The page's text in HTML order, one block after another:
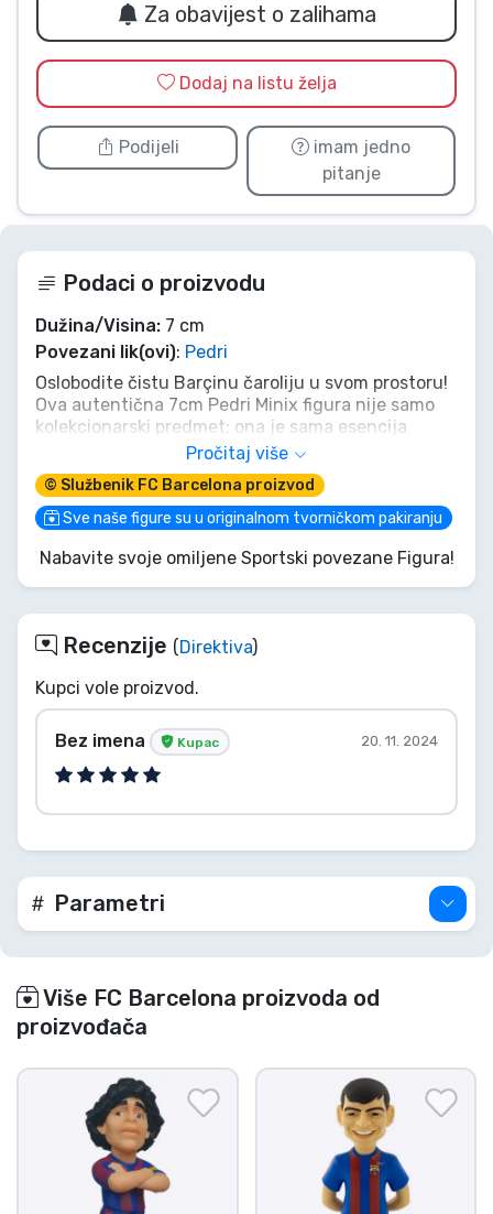
Za obavijest o zalihama
Dodaj na listu želja
Podijeli
imam jedno
pitanje
Podaci o proizvodu
Dužina/Visina: 7 cm
Povezani lik(ovi): Pedri
Oslobodite čistu Barçinu čaroliju u svom prostoru!
Ova autentična 7cm Pedri Minix figura nije samo
kolekcionarski predmet; ona je sama esencija
Zlatnog dečka s Camp Noua, spremna diktirati igru
s vaše police. Osjetite elektrizirajući duh maestra
sredine terena, motora Blaugrane. Nezaobilazno
blago za svakog pravog culéa, donoseći Pedrijevu
neusporedivu viziju, svilenkastu kontrolu lopte i
pobjednički osmijeh ravno u vaš dom. Visca el
Pročitaj više
© Službenik FC Barcelona proizvod
Sve naše figure su u originalnom tvorničkom pakiranju
Nabavite svoje omiljene Sportski povezane Figura!
Recenzije ( Direktiva)
Kupci vole proizvod.
Bez imena Kupac 20. 11. 2024
Parametri
Više FC Barcelona proizvoda od
proizvođača